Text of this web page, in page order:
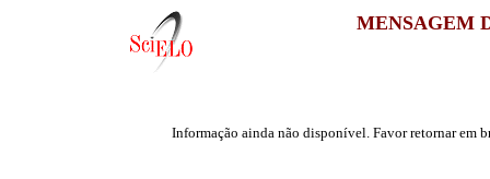
MENSAGEM
Informação ainda não disponível. Favor retornar em